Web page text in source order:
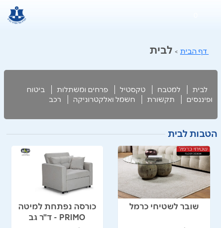
דף הבית > לבית
לבית למטבח טקסטיל פרחים ומשתלות
ביטוח
ופיננסים
תקשורת חשמל ואלקטרוניקה רכב
הטבות לבית
שובר לשטיחי כרמל
כורסה נפתחת למיטה
PRIMO - ד"ר גב